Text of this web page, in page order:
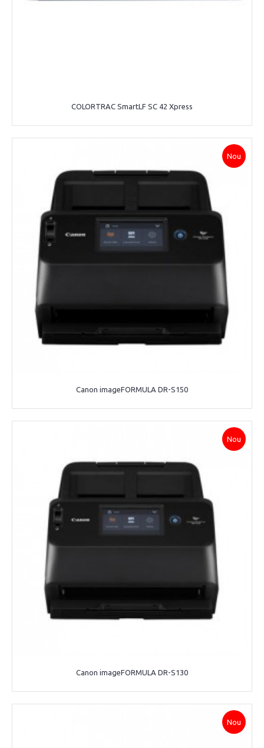
COLORTRAC SmartLF SC 42 Xpress
Nou
Canon imageFORMULA DR-S150
Nou
Canon imageFORMULA DR-S130
Nou